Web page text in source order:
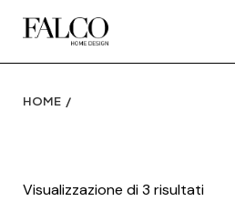
HOME
Visualizzazione di 3 risultati